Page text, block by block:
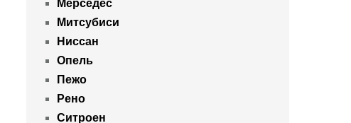
Мерседес
Митсубиси
Ниссан
Опель
Пежо
Рено
Ситроен